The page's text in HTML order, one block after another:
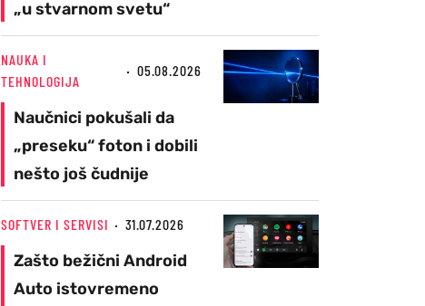
„u stvarnom svetu“
NAUKA I
TEHNOLOGIJA
05.08.2026
Naučnici pokušali da
„preseku“ foton i dobili
nešto još čudnije
SOFTVER I SERVISI 31.07.2026
Zašto bežični Android
Auto istovremeno